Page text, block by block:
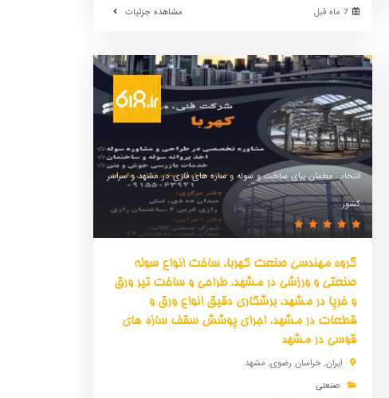
مشاهده جزئیات 7 ماه قبل
انتخاب مطمئن برای ساخت و سوله و سازه های فلزی در مشهد و سراسر
کشور
گروه مهندسی صنعت کهربا، ساخت انواع سوله
صنعتی و ورزشی در مشهد، طراحی و ساخت تیر ورق
و خرپا در مشهد، برشکاری دقیق انواع ورق و
قطعات در مشهد، اجرای پوشش سقف سازه های
قوسی در مشهد
ایران, خراسان رضوی, مشهد
صنعتی